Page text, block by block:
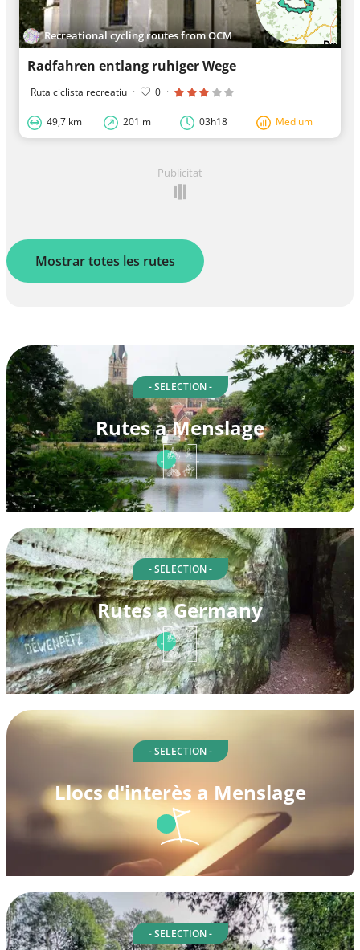
Recreational cycling routes from OCM
Radfahren entlang ruhiger Wege
Ruta ciclista recreatiu · 0 ·
49,7 km 201 m 03h18 Medium
Publicitat
Mostrar totes les rutes
- SELECTION -
Rutes a Menslage
- SELECTION -
Rutes a Germany
- SELECTION -
Llocs d'interès a Menslage
- SELECTION -